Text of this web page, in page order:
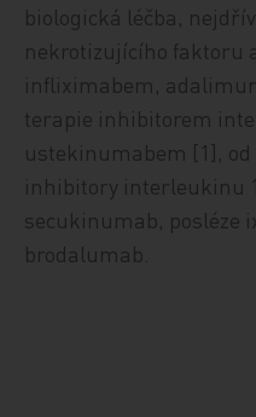
biologická léčba,
nekrotizujícího faktoru
infliximabem,
terapie inhibitorem
ustekinumabem [1], od
inhibitory interleukinu
secukinumab, posléze
brodalumab.